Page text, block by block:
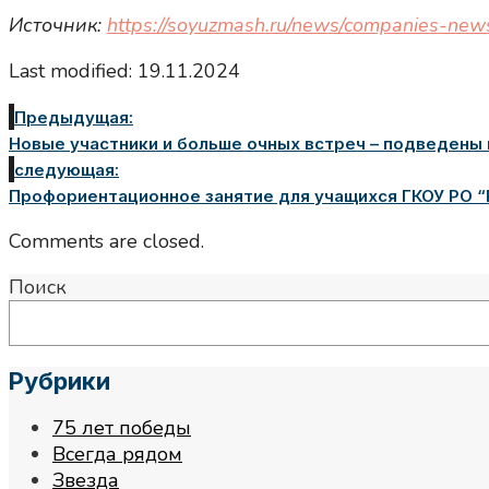
Источник: https://soyuzmash.ru/news/companies-
Last modified: 19.11.2024
Предыдущая:
Новые участники и больше очных встреч –
следующая:
Профориентационное занятие для учащихся ГКОУ РО
Comments are closed.
Поиск
Рубрики
75 лет победы
Всегда рядом
Звезда